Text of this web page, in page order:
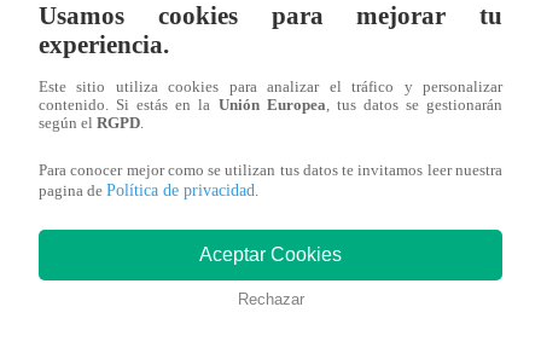
Usamos cookies para mejorar tu
experiencia.
Este sitio utiliza cookies para analizar el tráfico y personalizar
contenido. Si estás en la Unión Europea, tus datos se gestionarán
según el RGPD.
Para conocer mejor como se utilizan tus datos te invitamos leer nuestra
pagina de Política de privacidad.
Aceptar Cookies
Rechazar